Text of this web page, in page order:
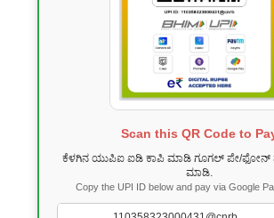
Scan this QR Code to
ಕೆಳಗಿನ ಯುಪಿಐ ಐಡಿ ಕಾಪಿ ಮಾಡಿ ಗೂಗಲ್ ಪೇ/ಫೋನ್
ಮಾಡಿ.
Copy the UPI ID below and pay via Google